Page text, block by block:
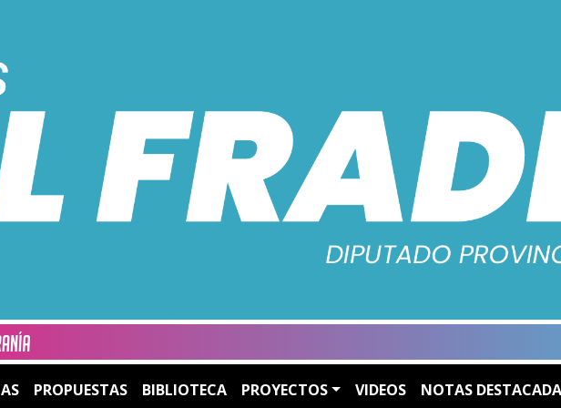
PROPUESTAS BIBLIOTECA PROYECTOS VIDEOS NOTAS